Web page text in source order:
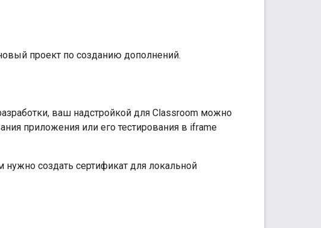
проект по созданию дополнений.
ваш надстройкой для Classroom можно
приложения или его тестирования в iframe
нужно создать сертификат для локальной